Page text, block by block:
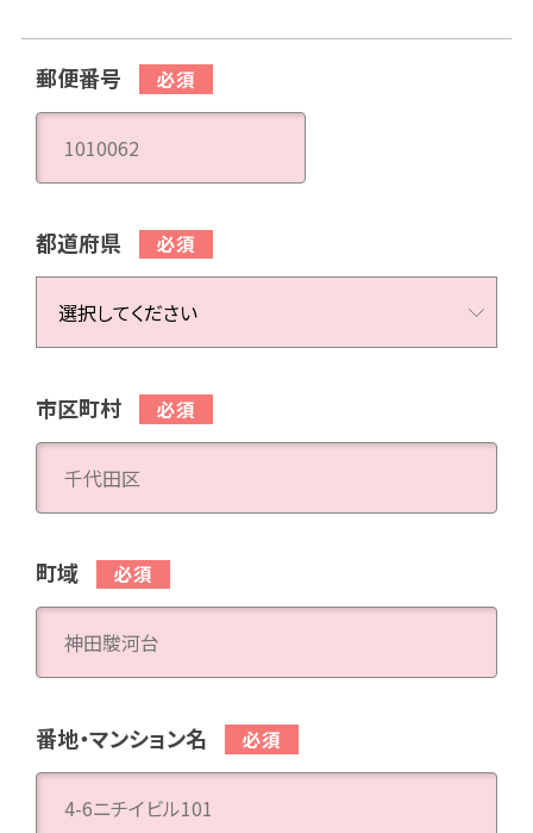
郵便番号
都道府県
市区町村
町域
番地・マンション名